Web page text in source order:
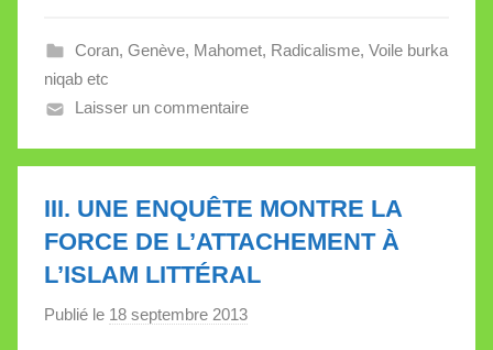
e
a
l
e
t
e
Coran, Genève, Mahomet, Radicalisme, Voile burka
niqab etc
Laisser un commentaire
III. UNE ENQUÊTE MONTRE LA
FORCE DE L’ATTACHEMENT À
L’ISLAM LITTÉRAL
Publié le 18 septembre 2013